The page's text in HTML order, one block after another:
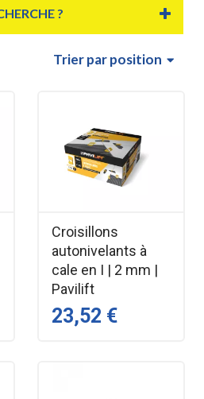
?
Trierpar position
Croisillons
autonivelants à
cale en I | 2 mm |
Pavilift
23,52 €